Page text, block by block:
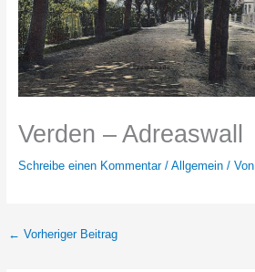
Verden – Adreaswall
Schreibe einen Kommentar / Allgemein/ Von
← Vorheriger Beitrag